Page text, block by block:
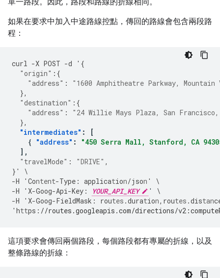
如果在要求中加入中途路線控點，傳回的路線會包含兩段路
程：
curl -X POST -d ' {
"origin" :{
"address" :
"1600 Amphitheatre Parkway, Mountain
},
"destination" :{
"address" :
"24 Willie Mays Plaza, San Francisco,
},
"intermediates" :
[
{
"address" :
"450 Serra Mall, Stanford, CA
],
"travelMode" : "DRIVE" ,
} '
\
-H 'Content-Type : application/json '
\
-H 'X-Goog-Api-Key : YOUR_API_KEY '
\
-H 'X-Goog-FieldMask : routes .duration, routes .distan
'https : //routes.googleapis.com/directions/
這項要求會傳回兩個路段，每個路段都有專屬的折線，以及
整條路線的折線：